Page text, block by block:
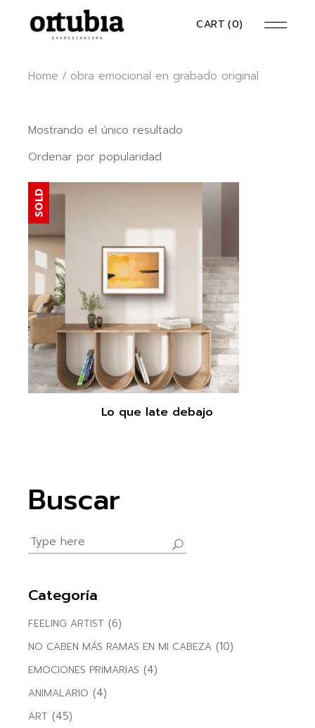
content
CART (0)
Home obra emocional en grabado original
Mostrando el único resultado
Ordenar por popularidad
SOLD
Lo que late debajo
Buscar
Search
for:
Categoría
FEELING ARTIST (6)
NO CABEN MÁS RAMAS EN MI CABEZA (10)
EMOCIONES PRIMARIAS (4)
ANIMALARIO (4)
ART (45)